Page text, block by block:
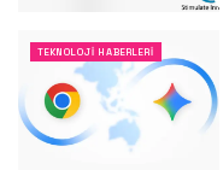
TEKNOLOJI HABERLERI